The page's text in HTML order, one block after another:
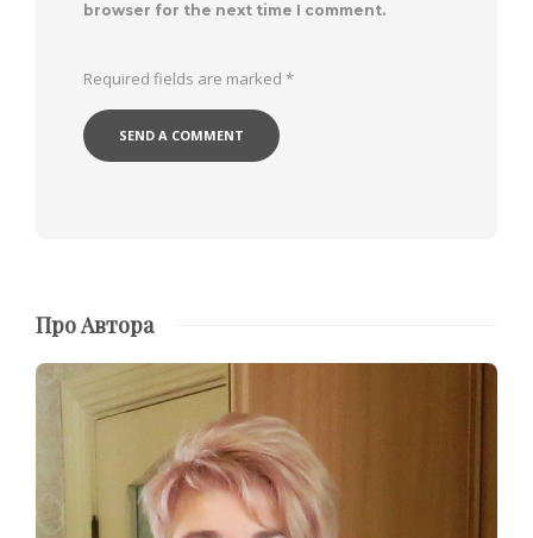
browser for the next time I comment.
Required fields are marked *
Про Автора